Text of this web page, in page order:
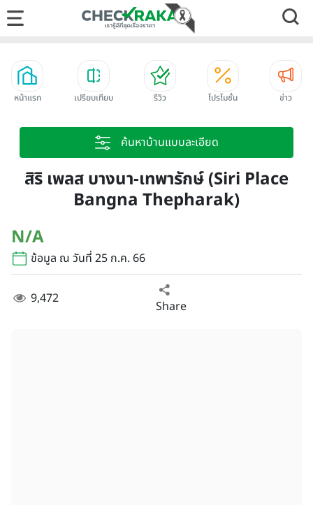
หน้าแรก เปรียบเทียบ รีวิว โปรโมชั่น ข่าว
ค้นหาบ้านแบบละเอียด
สิริ เพลส บางนา-เทพารักษ์ (Siri Place
Bangna Thepharak)
N/A
ข้อมูล ณ วันที่ 25 ก.ค. 66
9,472 Share